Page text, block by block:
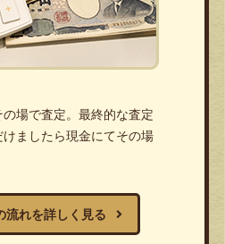
場で査定。最終的な査定
ましたら現金にてその場
流れを詳しく見る